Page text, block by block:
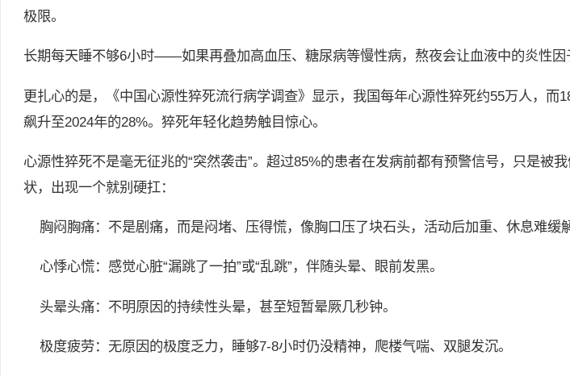
极限。
长期每天睡不够6小时——如果再叠加高血压、糖尿病等慢性病，熬夜会让血液中的炎性因
更扎心的是，《中国心源性猝死流行病学调查》显示，我国每年心源性猝死约55万人，而
飙升至2024年的28%。猝死年轻化趋势触目惊心。
心源性猝死不是毫无征兆的“突然袭击”。超过85%的患者在发病前都有预警信号，只是被
状，出现一个就别硬扛：
胸闷胸痛：不是剧痛，而是闷堵、压得慌，像胸口压了块石头，活动后加重、休息难缓解
心悸心慌：感觉心脏“漏跳了一拍”或“乱跳”，伴随头晕、眼前发黑。
头晕头痛：不明原因的持续性头晕，甚至短暂晕厥几秒钟。
极度疲劳：无原因的极度乏力，睡够7-8小时仍没精神，爬楼气喘、双腿发沉。